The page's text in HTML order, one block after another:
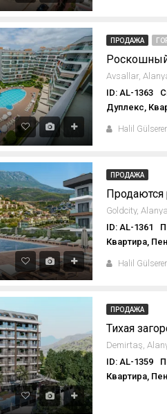
ПРОДАЖА
ID: AL-1363
Дуплекс,
Halil
ПРОДАЖА
ID: AL-1361
Квартира,
Halil
ПРОДАЖА
Тихая
ID: AL-1359
Квартира,